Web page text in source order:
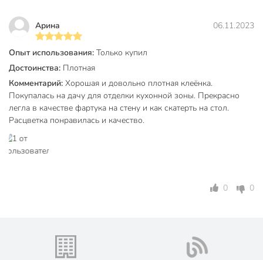
Арина 06.11.2023
Опыт использования: Только купил
Достоинства: Плотная
Комментарий: Хорошая и довольно плотная клеëнка.
Покупалась на дачу для отделки кухонной зоны. Прекрасно
легла в качестве фартука на стену и как скатерть на стол.
Расцветка понравилась и качество.
0 0